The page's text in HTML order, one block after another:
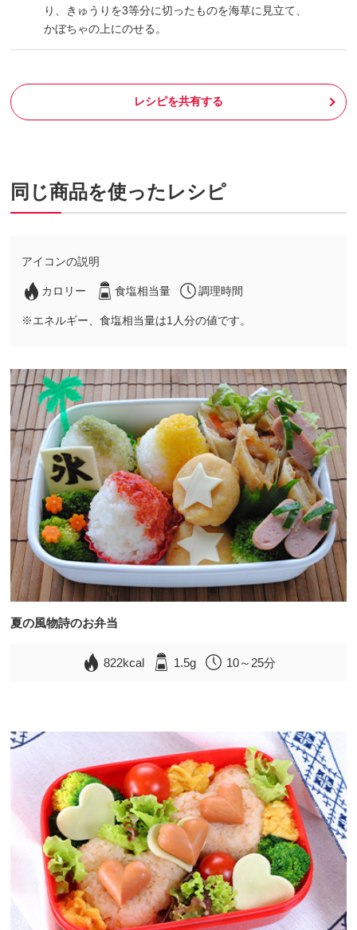
り、きゅうりを3等分に切ったものを海草に見立て、
かぼちゃの上にのせる。
レシピを共有する
同じ商品を使ったレシピ
アイコンの説明
カロリー 食塩相当量 調理時間
※エネルギー、食塩相当量は1人分の値です。
夏の風物詩のお弁当
822kcal 1.5g 10～25分